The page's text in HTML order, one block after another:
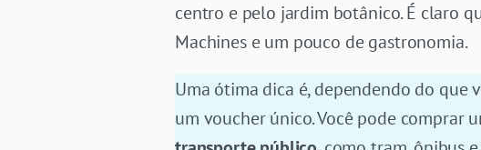
centro e pelo jardim botânico. É claro
Machines e um pouco de gastronomia.
Uma ótima dica é, dependendo do que
um voucher único. Você pode comprar